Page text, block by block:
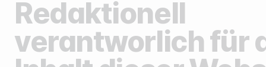
Redaktionell
verantworlich für